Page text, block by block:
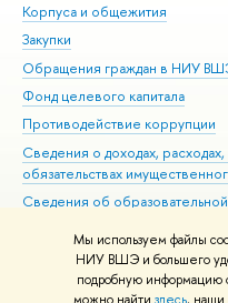
Мы используем файлы
НИУ ВШЭ и большего
подробную информацию
Корпуса и общежития
Закупки
Обращения граждан в НИУ
Фонд целевого капитала
Противодействие коррупции
Сведения о доходах,
обязательствах
Сведения об образовательной
Людям с ограниченными
Единая платежная страница
Работа в Вышке